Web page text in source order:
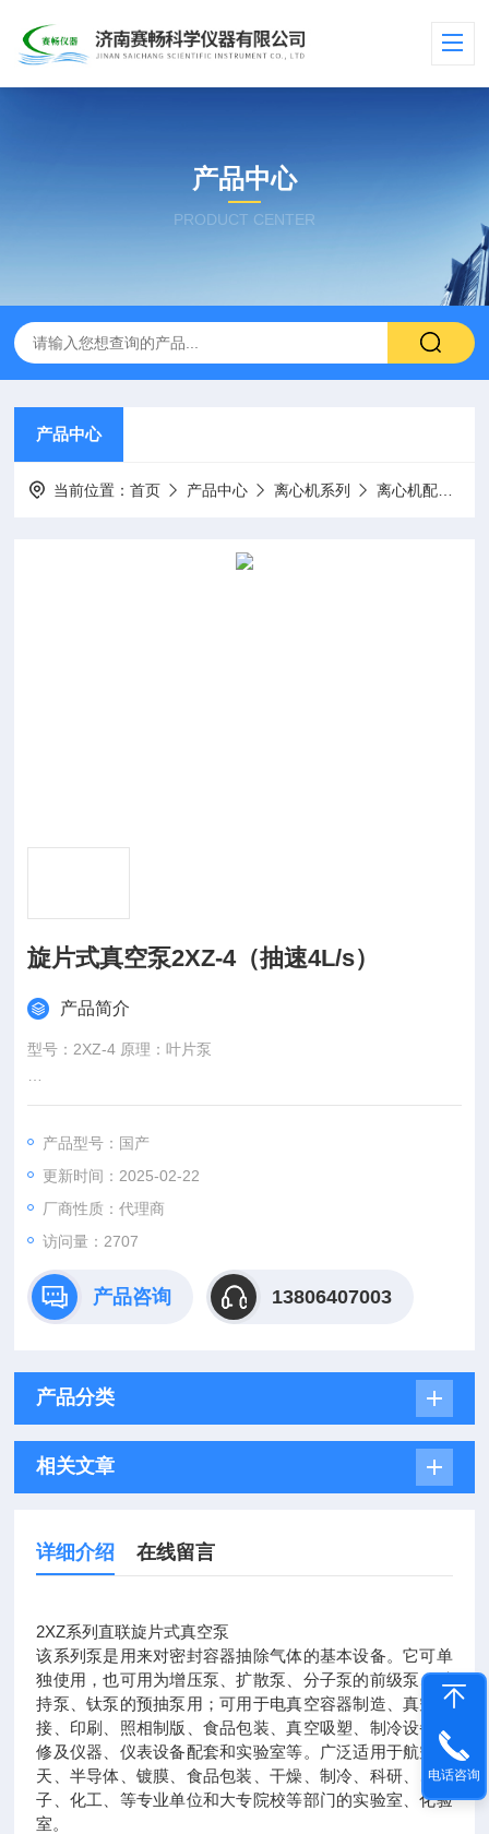
产品中心
PRODUCT CENTER
产品中心
当前位置：首页 产品中心 离心机系列 离心机配件
旋片式真空泵2XZ-4（抽速4L/s）
产品简介
型号：2XZ-4 原理：叶片泵
用途：真空泵 驱动方式：电动 材质：铸铁
产品型号：国产
更新时间：2025-02-22
厂商性质：代理商
访问量：2707
产品咨询 13806407003
产品分类
相关文章
详细介绍 在线留言
2XZ系列直联旋片式真空泵
该系列泵是用来对密封容器抽除气体的基本设备。它可单
独使用，也可用为增压泵、扩散泵、分子泵的前级泵、维
持泵、钛泵的预抽泵用；可用于电真空容器制造、真空焊
接、印刷、照相制版、食品包装、真空吸塑、制冷设备维
修及仪器、仪表设备配套和实验室等。广泛适用于航空航
天、半导体、镀膜、食品包装、干燥、制冷、科研、、电
子、化工、等专业单位和大专院校等部门的实验室、化验
室。
电话咨询